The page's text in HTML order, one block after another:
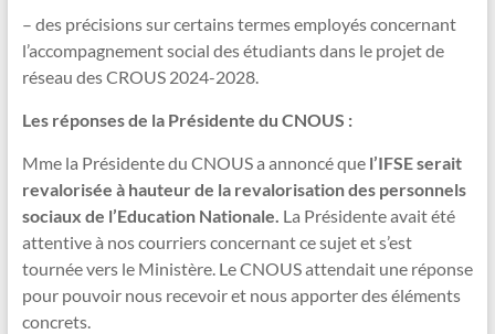
– des précisions sur certains termes employés concernant
l’accompagnement social des étudiants dans le projet de
réseau des CROUS 2024-2028.
Les réponses de la Présidente du CNOUS :
Mme la Présidente du CNOUS a annoncé que l’IFSE serait
revalorisée à hauteur de la revalorisation des personnels
sociaux de l’Education Nationale. La Présidente avait été
attentive à nos courriers concernant ce sujet et s’est
tournée vers le Ministère. Le CNOUS attendait une réponse
pour pouvoir nous recevoir et nous apporter des éléments
concrets.